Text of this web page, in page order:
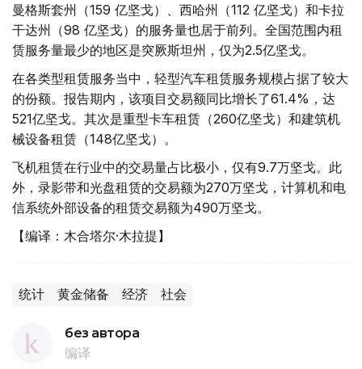
曼格斯套州（159 亿坚戈）、西哈州（112 亿坚戈）和卡拉
干达州（98 亿坚戈）的服务量也居于前列。全国范围内租
赁服务量最少的地区是突厥斯坦州，仅为2.5亿坚戈。
在各类型租赁服务当中，轻型汽车租赁服务规模占据了较大
的份额。报告期内，该项目交易额同比增长了61.4%，达
521亿坚戈。其次是重型卡车租赁（260亿坚戈）和建筑机
械设备租赁（148亿坚戈）。
飞机租赁在行业中的交易量占比极小，仅有9.7万坚戈。此
外，录影带和光盘租赁的交易额为270万坚戈，计算机和电
信系统外部设备的租赁交易额为490万坚戈。
【编译：木合塔尔·木拉提】
统计 黄金储备 经济 社会
без автора
编译